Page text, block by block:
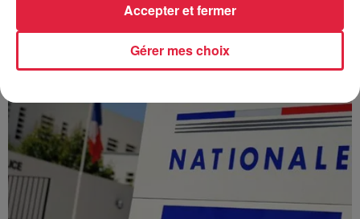
Gérer mes choix
Accepter et fermer